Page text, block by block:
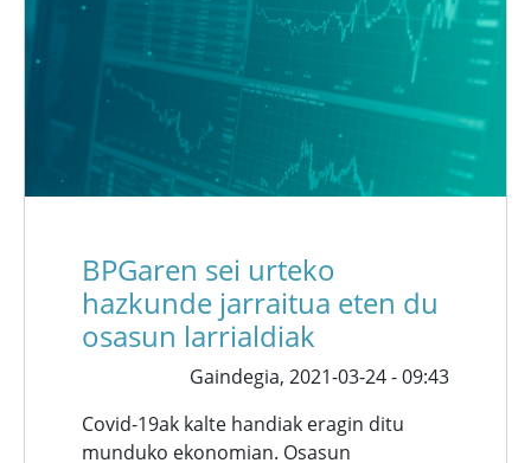
BPGaren sei urteko
hazkunde jarraitua eten du
osasun larrialdiak
Gaindegia, 2021-03-24 - 09:43
Covid-19ak kalte handiak eragin ditu
munduko ekonomian. Osasun